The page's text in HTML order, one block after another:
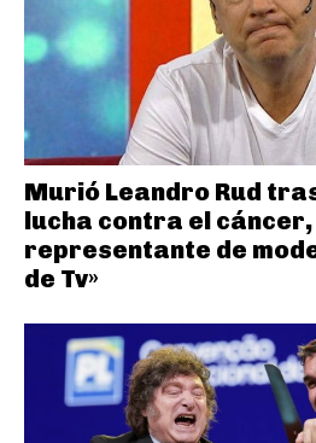
Murió Leandro Rud
lucha contra el
representante de
de Tv»